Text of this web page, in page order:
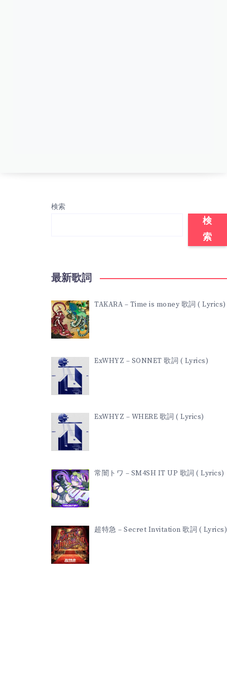
検索
検
索
最新歌詞
TAKARA – Time is money 歌詞 ( Lyrics)
ExWHYZ – SONNET 歌詞 ( Lyrics)
ExWHYZ – WHERE 歌詞 ( Lyrics)
常闇トワ – SM4SH IT UP 歌詞 ( Lyrics)
超特急 – Secret Invitation 歌詞 ( Lyrics)